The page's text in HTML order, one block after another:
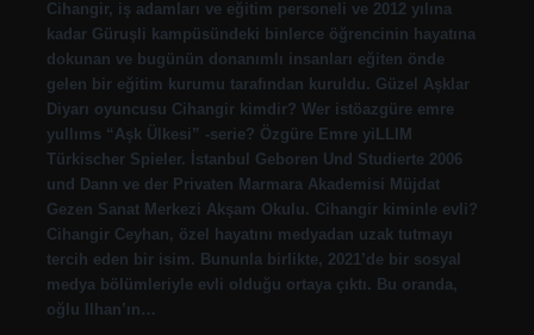
Cihangir, iş adamları ve eğitim personeli ve 2012 yılına
kadar Güruşli kampüsündeki binlerce öğrencinin hayatına
dokunan ve bugünün donanımlı insanları eğiten önde
gelen bir eğitim kurumu tarafından kuruldu. Güzel Aşklar
Diyarı oyuncusu Cihangir kimdir? Wer istöazgüre emre
yullıms “Aşk Ülkesi” -serie? Özgüre Emre yiLLIM
Türkischer Spieler. İstanbul Geboren Und Studierte 2006
und Dann ve der Privaten Marmara Akademisi Müjdat
Gezen Sanat Merkezi Akşam Okulu. Cihangir kiminle evli?
Cihangir Ceyhan, özel hayatını medyadan uzak tutmayı
tercih eden bir isim. Bununla birlikte, 2021’de bir sosyal
medya bölümleriyle evli olduğu ortaya çıktı. Bu oranda,
oğlu Ilhan’ın…